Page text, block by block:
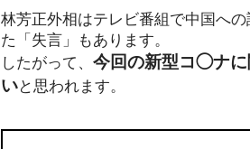
林芳正外相はテレビ番組で中国へ
た「失言」もあります。
したがって、 今回の新型コ◯ナに
いと思われます。